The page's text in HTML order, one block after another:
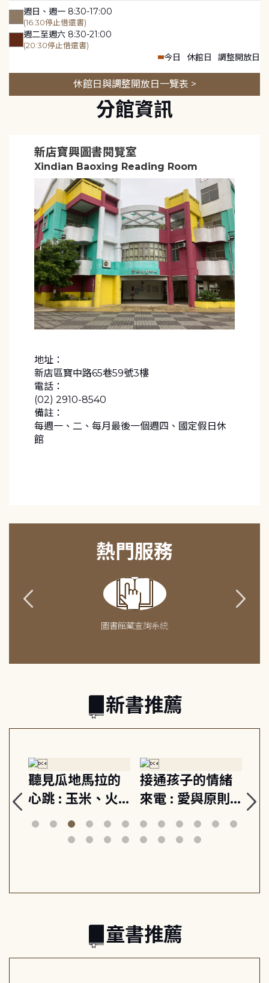
週日、週一 8:30-17:00
(16:30停止借還書)
週二至週六 8:30-21:00
(20:30停止借還書)
今日 休館日 調整開放日
休館日與調整開放日一覽表 >
分館資訊
新店寶興圖書閱覽室
Xindian Baoxing Reading Room
地址：
新店區寶中路65巷59號3樓
電話：
(02) 2910-8540
備註：
每週一、二、每月最後一個週四、國定假日休
館
熱門服務
圖書館藏查詢系統
新書推薦
聽見瓜地馬拉的
心跳 : 玉米、火
山與信仰, 外交官
筆下的現代馬雅
接通孩子的情緒
來電 : 愛與原則,
建立教養的安定
節奏 22個行動練
關
童書推薦